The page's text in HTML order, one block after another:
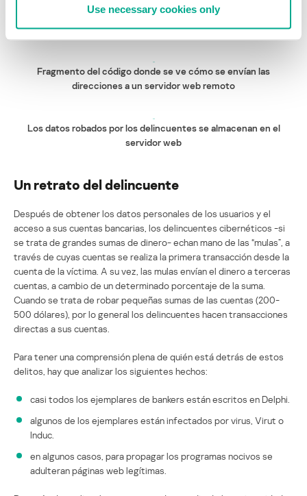
Use necessary cookies only
Las direcciones de correo electrónico y sus contraseñas se envían
a servidores web remotos.
Fragmento del código donde se ve cómo se envían las
direcciones a un servidor web remoto
Los datos robados por los delincuentes se almacenan en el
servidor web
Un retrato del delincuente
Después de obtener los datos personales de los usuarios y el
acceso a sus cuentas bancarias, los delincuentes cibernéticos -si
se trata de grandes sumas de dinero- echan mano de las “mulas”, a
través de cuyas cuentas se realiza la primera transacción desde la
cuenta de la víctima. A su vez, las mulas envían el dinero a terceras
cuentas, a cambio de un determinado porcentaje de la suma.
Cuando se trata de robar pequeñas sumas de las cuentas (200-
500 dólares), por lo general los delincuentes hacen transacciones
directas a sus cuentas.
Para tener una comprensión plena de quién está detrás de estos
delitos, hay que analizar los siguientes hechos:
casi todos los ejemplares de bankers están escritos en Delphi.
algunos de los ejemplares están infectados por virus, Virut o
Induc.
en algunos casos, para propagar los programas nocivos se
adulteran páginas web legítimas.